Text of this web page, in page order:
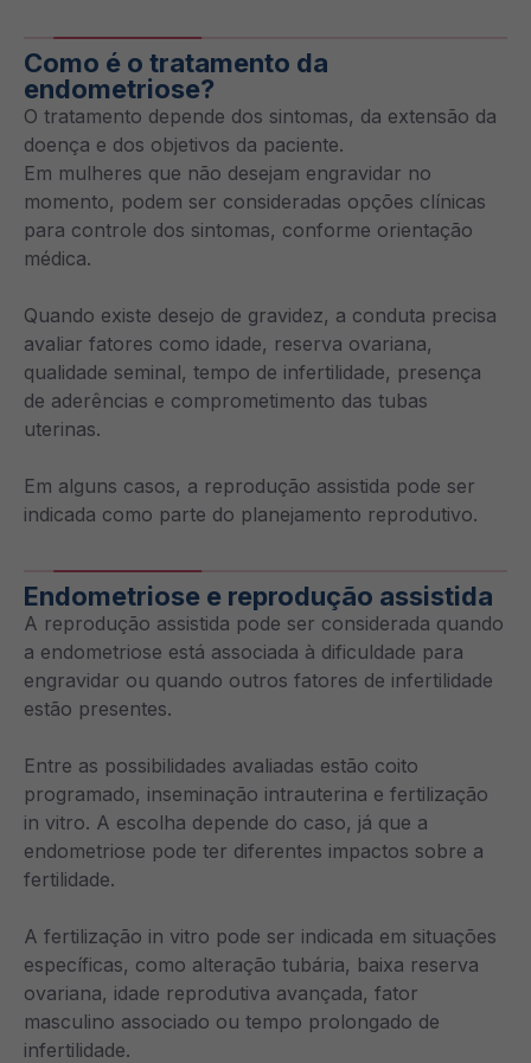
Como é o tratamento da
endometriose?
O tratamento depende dos sintomas, da extensão da
doença e dos objetivos da paciente.
Em mulheres que não desejam engravidar no
momento, podem ser consideradas opções clínicas
para controle dos sintomas, conforme orientação
médica.
Quando existe desejo de gravidez, a conduta precisa
avaliar fatores como idade, reserva ovariana,
qualidade seminal, tempo de infertilidade, presença
de aderências e comprometimento das tubas
uterinas.
Em alguns casos, a reprodução assistida pode ser
indicada como parte do planejamento reprodutivo.
Endometriose e reprodução assistida
A reprodução assistida pode ser considerada quando
a endometriose está associada à dificuldade para
engravidar ou quando outros fatores de infertilidade
estão presentes.
Entre as possibilidades avaliadas estão coito
programado, inseminação intrauterina e fertilização
in vitro. A escolha depende do caso, já que a
endometriose pode ter diferentes impactos sobre a
fertilidade.
A fertilização in vitro pode ser indicada em situações
específicas, como alteração tubária, baixa reserva
ovariana, idade reprodutiva avançada, fator
masculino associado ou tempo prolongado de
infertilidade.